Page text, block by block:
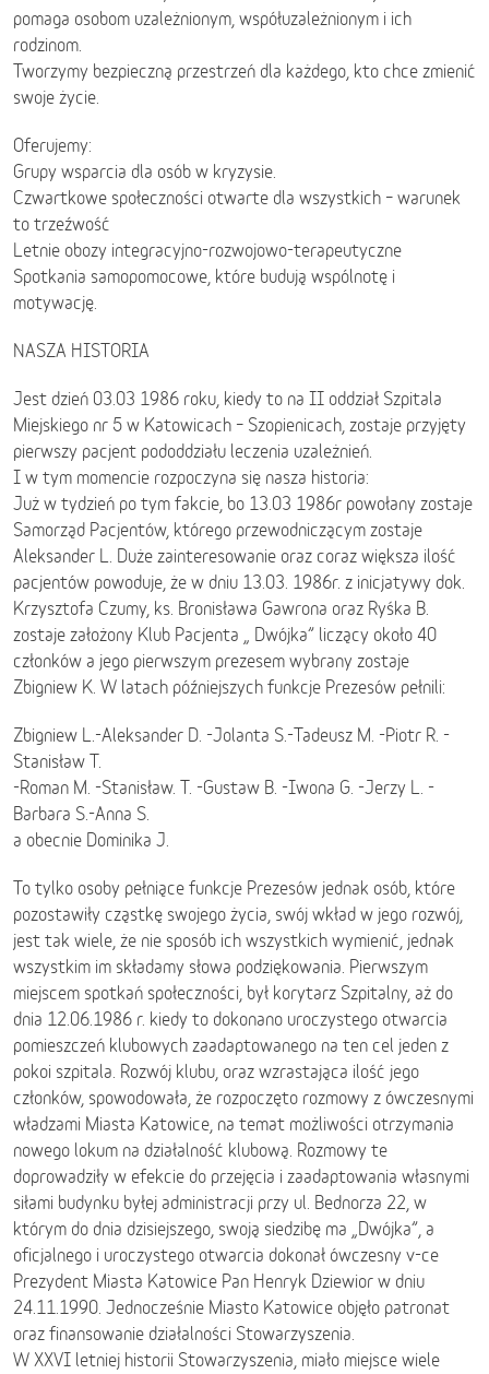
pomaga osobom uzależnionym, współuzależnionym i ich
rodzinom.
Tworzymy bezpieczną przestrzeń dla każdego, kto chce zmienić
swoje życie.
Oferujemy:
Grupy wsparcia dla osób w kryzysie.
Czwartkowe społeczności otwarte dla wszystkich – warunek
to trzeźwość
Letnie obozy integracyjno-rozwojowo-terapeutyczne
Spotkania samopomocowe, które budują wspólnotę i
motywację.
NASZA HISTORIA
Jest dzień 03.03 1986 roku, kiedy to na II oddział Szpitala
Miejskiego nr 5 w Katowicach – Szopienicach, zostaje przyjęty
pierwszy pacjent pododdziału leczenia uzależnień.
I w tym momencie rozpoczyna się nasza historia:
Już w tydzień po tym fakcie, bo 13.03 1986r powołany zostaje
Samorząd Pacjentów, którego przewodniczącym zostaje
Aleksander L. Duże zainteresowanie oraz coraz większa ilość
pacjentów powoduje, że w dniu 13.03. 1986r. z inicjatywy dok.
Krzysztofa Czumy, ks. Bronisława Gawrona oraz Ryśka B.
zostaje założony Klub Pacjenta „ Dwójka” liczący około 40
członków a jego pierwszym prezesem wybrany zostaje
Zbigniew K. W latach późniejszych funkcje Prezesów pełnili:
Zbigniew L.-Aleksander D. -Jolanta S.-Tadeusz M. -Piotr R. -
Stanisław T.
-Roman M. -Stanisław. T. -Gustaw B. -Iwona G. -Jerzy L. -
Barbara S.-Anna S.
a obecnie Dominika J.
To tylko osoby pełniące funkcje Prezesów jednak osób, które
pozostawiły cząstkę swojego życia, swój wkład w jego rozwój,
jest tak wiele, że nie sposób ich wszystkich wymienić, jednak
wszystkim im składamy słowa podziękowania. Pierwszym
miejscem spotkań społeczności, był korytarz Szpitalny, aż do
dnia 12.06.1986 r. kiedy to dokonano uroczystego otwarcia
pomieszczeń klubowych zaadaptowanego na ten cel jeden z
pokoi szpitala. Rozwój klubu, oraz wzrastająca ilość jego
członków, spowodowała, że rozpoczęto rozmowy z ówczesnymi
władzami Miasta Katowice, na temat możliwości otrzymania
nowego lokum na działalność klubową. Rozmowy te
doprowadziły w efekcie do przejęcia i zaadaptowania własnymi
siłami budynku byłej administracji przy ul. Bednorza 22, w
którym do dnia dzisiejszego, swoją siedzibę ma „Dwójka”, a
oficjalnego i uroczystego otwarcia dokonał ówczesny v-ce
Prezydent Miasta Katowice Pan Henryk Dziewior w dniu
24.11.1990. Jednocześnie Miasto Katowice objęło patronat
oraz finansowanie działalności Stowarzyszenia.
W XXVI letniej historii Stowarzyszenia, miało miejsce wiele